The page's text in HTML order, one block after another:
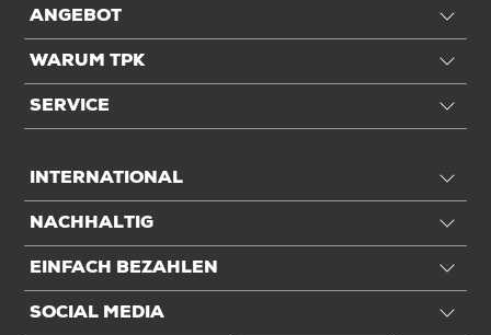
Qualität
Transport
Frachtvolumen
11,51 ltr
DHL/DPD/UPS
Volumengewicht
Hermes/GLS
1,74 kg
ANGEBOT
WARUM TPK
SERVICE
INTERNATIONAL
NACHHALTIG
EINFACH BEZAHLEN
SOCIAL MEDIA